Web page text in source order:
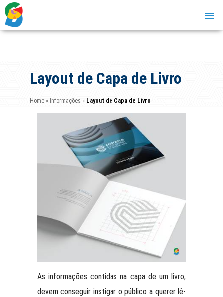
Layout de Capa de Livro
Home» Informações » Layout de Capa de Livro
As informações contidas na capa de um livro,
devem conseguir instigar o público a querer lê-